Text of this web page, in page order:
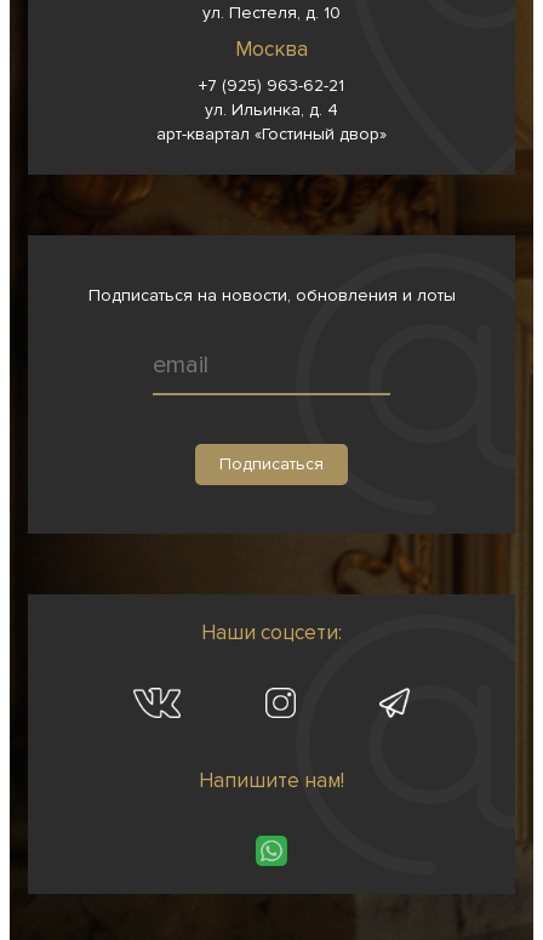
ул. Пестеля, д. 10
Москва
+7 (925) 963-62-21
ул. Ильинка, д. 4
арт-квартал «Гостиный двор»
Подписаться на новости, обновления и лоты
Наши соцсети:
Напишите нам!